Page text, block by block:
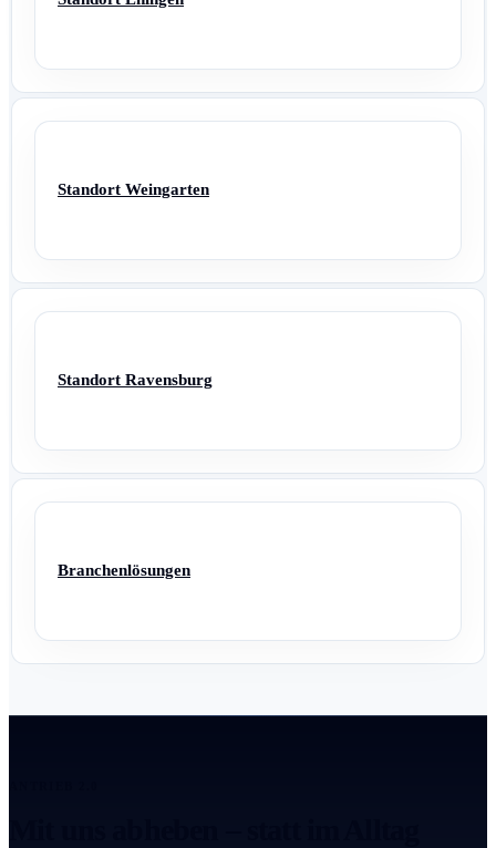
Standort Weingarten
Standort Ravensburg
Branchenlösungen